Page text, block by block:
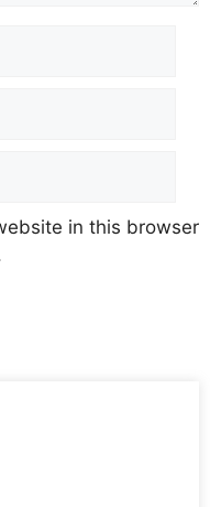
in this browser